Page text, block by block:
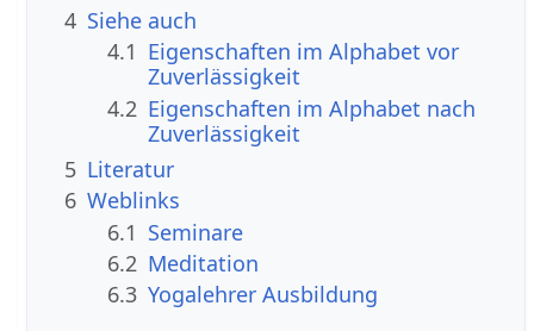
4 Siehe auch
4.1 Eigenschaften im Alphabet vor
Zuverlässigkeit
4.2 Eigenschaften im Alphabet nach
Zuverlässigkeit
5 Literatur
6 Weblinks
6.1 Seminare
6.2 Meditation
6.3 Yogalehrer Ausbildung